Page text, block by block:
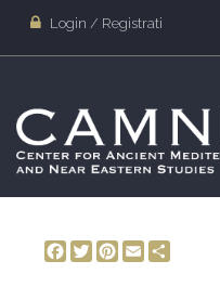
Login / Registrati
Facebook
TwitterPinterest
Email